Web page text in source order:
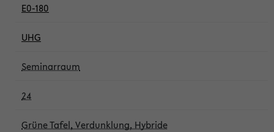
E0-180
UHG
Seminarraum
24
Grüne Tafel, Verdunklung, Hybride